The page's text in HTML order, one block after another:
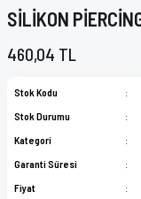
SİLİKON
460,04 TL
Stok Kodu
Stok Durumu
Kategori
Garanti Süresi
Fiyat